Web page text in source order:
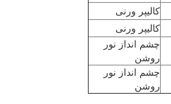
کالیپر ورنی
کالیپر ورنی
چشم انداز نور
روشن
چشم انداز نور
روشن